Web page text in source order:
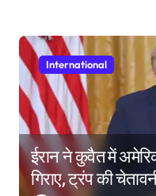
International
ईरान ने कुवैत में
गिराए, ट्रंप की